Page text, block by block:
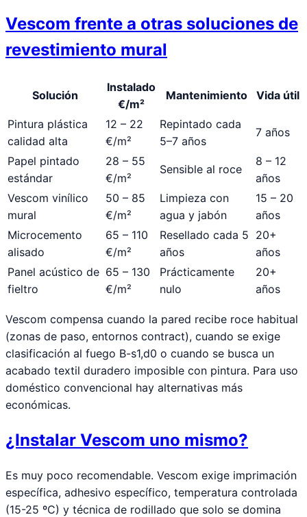
Vescom frente a otras soluciones de
revestimiento mural
Solución
Instalado
€/m²
Mantenimiento Vida útil
Pintura plástica
calidad alta
12 – 22
€/m²
Repintado cada
5–7 años
7 años
Papel pintado
estándar
28 – 55
€/m²
Sensible al roce
8 – 12
años
Vescom vinílico
mural
50 – 85
€/m²
Limpieza con
agua y jabón
15 – 20
años
Microcemento
alisado
65 – 110
€/m²
Resellado cada 5
años
20+
años
Panel acústico de
fieltro
65 – 130
€/m²
Prácticamente
nulo
20+
años
Vescom compensa cuando la pared recibe roce habitual
(zonas de paso, entornos contract), cuando se exige
clasificación al fuego B-s1,d0 o cuando se busca un
acabado textil duradero imposible con pintura. Para uso
doméstico convencional hay alternativas más
económicas.
¿Instalar Vescom uno mismo?
Es muy poco recomendable. Vescom exige imprimación
específica, adhesivo específico, temperatura controlada
(15-25 ºC) y técnica de rodillado que solo se domina